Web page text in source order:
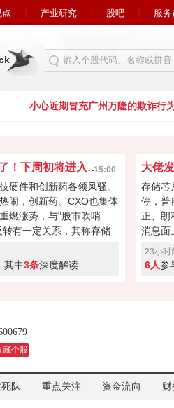
产业研究 股吧 服
小心近期冒充广州万隆的欺诈行为
市场风向又变了！下周初将进入关键窗口？15:00
硬件和创新药各领风骚。
闹，创新药、CXO也集体
燃涨势，与"股市吹哨
转有一定关系，其称存储
焦点要转向资本回馈，回
新催化。经过本周的连续
其中3条深度解读
存储芯
停，普
正、朗
消息面
长速
芯片
23小时
6人参
藏个股
队 重点关注 资金流向